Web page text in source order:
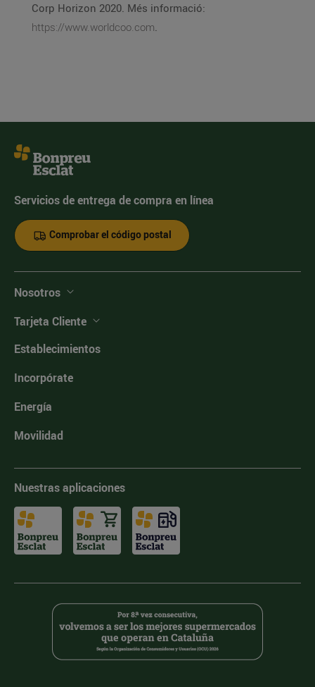
Corp Horizon 2020. Més informació:
https://www.worldcoo.com.
Servicios de entrega de compra en línea
Comprobar el código postal
Nosotros
Tarjeta Cliente
Establecimientos
Incorpórate
Energía
Movilidad
Nuestras aplicaciones